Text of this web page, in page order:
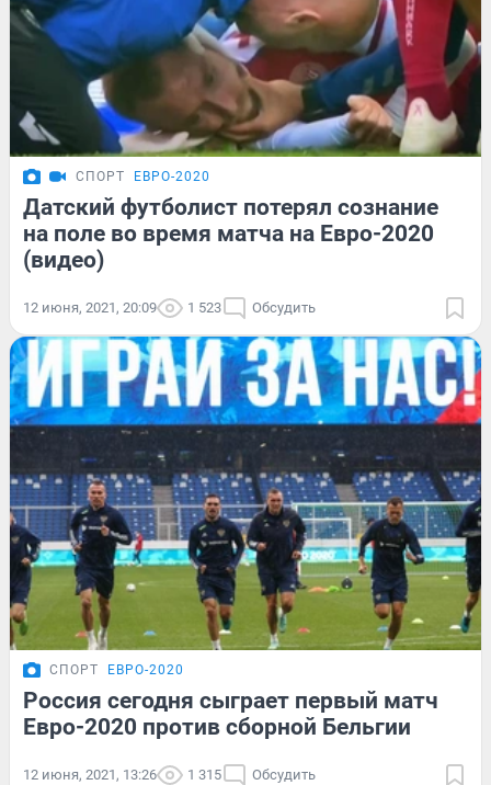
СПОРТ ЕВРО-2020
Датский футболист потерял сознание
на поле во время матча на Евро-2020
(видео)
12 июня, 2021, 20:09 1 523 Обсудить
СПОРТ ЕВРО-2020
Россия сегодня сыграет первый матч
Евро-2020 против сборной Бельгии
12 июня, 2021, 13:26 1 315 Обсудить